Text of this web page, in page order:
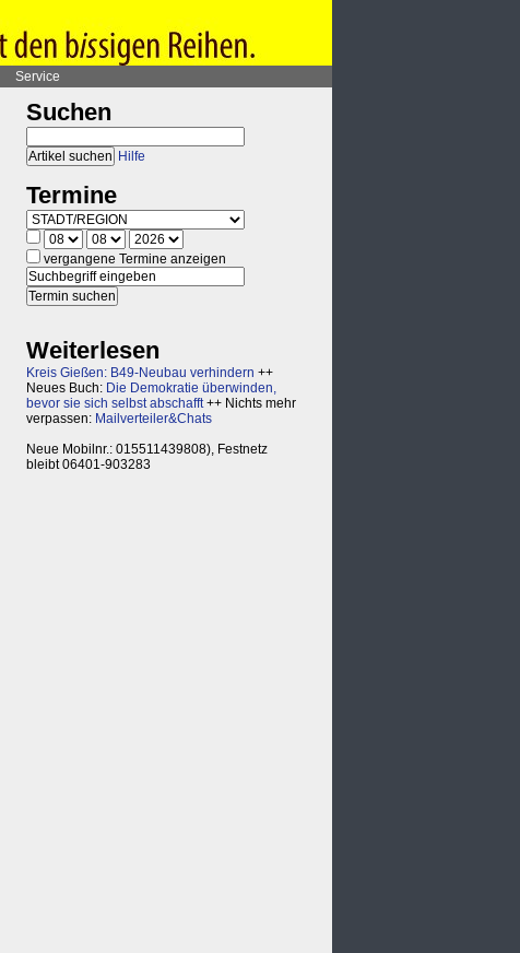
Service
Suchen
Hilfe
Termine
vergangene Termine anzeigen
Weiterlesen
Kreis Gießen: B49-Neubau verhindern ++
Neues Buch: Die Demokratie überwinden,
bevor sie sich selbst abschafft++ Nichts mehr
verpassen: Mailverteiler&Chats
Neue Mobilnr.: 015511439808), Festnetz
bleibt 06401-903283